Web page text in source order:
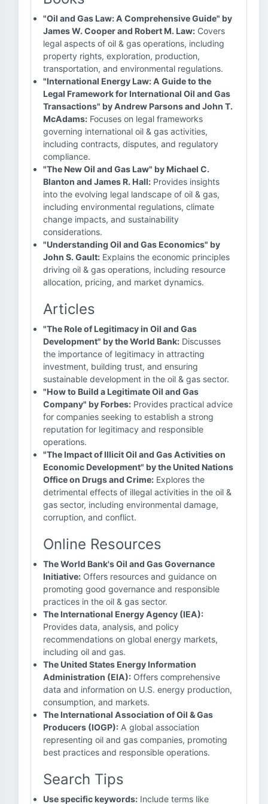
"Oil and Gas Law: A Comprehensive Guide" by
James W. Cooper and Robert M. Law: Covers
legal aspects of oil & gas operations, including
property rights, exploration, production,
transportation, and environmental regulations.
"International Energy Law: A Guide to the
Legal Framework for International Oil and Gas
Transactions" by Andrew Parsons and John T.
McAdams: Focuses on legal frameworks
governing international oil & gas activities,
including contracts, disputes, and regulatory
compliance.
"The New Oil and Gas Law" by Michael C.
Blanton and James R. Hall: Provides insights
into the evolving legal landscape of oil & gas,
including environmental regulations, climate
change impacts, and sustainability
considerations.
"Understanding Oil and Gas Economics" by
John S. Gault: Explains the economic principles
driving oil & gas operations, including resource
allocation, pricing, and market dynamics.
Articles
"The Role of Legitimacy in Oil and Gas
Development" by the World Bank: Discusses
the importance of legitimacy in attracting
investment, building trust, and ensuring
sustainable development in the oil & gas sector.
"How to Build a Legitimate Oil and Gas
Company" by Forbes: Provides practical advice
for companies seeking to establish a strong
reputation for legitimacy and responsible
operations.
"The Impact of Illicit Oil and Gas Activities on
Economic Development" by the United Nations
Office on Drugs and Crime: Explores the
detrimental effects of illegal activities in the oil &
gas sector, including environmental damage,
corruption, and conflict.
Online Resources
The World Bank's Oil and Gas Governance
Initiative: Offers resources and guidance on
promoting good governance and responsible
practices in the oil & gas sector.
The International Energy Agency (IEA):
Provides data, analysis, and policy
recommendations on global energy markets,
including oil and gas.
The United States Energy Information
Administration (EIA): Offers comprehensive
data and information on U.S. energy production,
consumption, and markets.
The International Association of Oil & Gas
Producers (IOGP): A global association
representing oil and gas companies, promoting
best practices and responsible operations.
Search Tips
Use specific keywords: Include terms like